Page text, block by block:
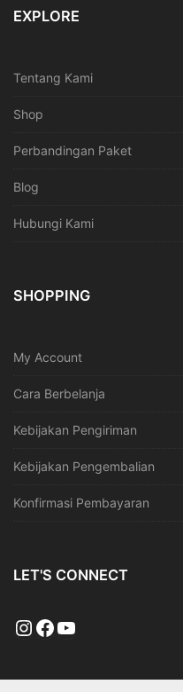
EXPLORE
Tentang Kami
Shop
Perbandingan Paket
Blog
Hubungi Kami
SHOPPING
My Account
Cara Berbelanja
Kebijakan Pengiriman
Kebijakan Pengembalian
Konfirmasi Pembayaran
LET'S CONNECT